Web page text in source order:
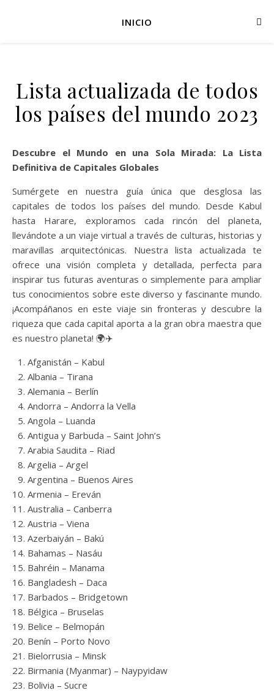
INICIO
Lista actualizada de todos
los países del mundo 2023
Descubre el Mundo en una Sola Mirada: La Lista
Definitiva de Capitales Globales
Sumérgete en nuestra guía única que desglosa las
capitales de todos los países del mundo. Desde Kabul
hasta Harare, exploramos cada rincón del planeta,
llevándote a un viaje virtual a través de culturas, historias y
maravillas arquitectónicas. Nuestra lista actualizada te
ofrece una visión completa y detallada, perfecta para
inspirar tus futuras aventuras o simplemente para ampliar
tus conocimientos sobre este diverso y fascinante mundo.
¡Acompáñanos en este viaje sin fronteras y descubre la
riqueza que cada capital aporta a la gran obra maestra que
es nuestro planeta! 🌍✈️
Afganistán – Kabul
Albania – Tirana
Alemania – Berlín
Andorra – Andorra la Vella
Angola – Luanda
Antigua y Barbuda – Saint John’s
Arabia Saudita – Riad
Argelia – Argel
Argentina – Buenos Aires
Armenia – Ereván
Australia – Canberra
Austria – Viena
Azerbaiyán – Bakú
Bahamas – Nasáu
Bahréin – Manama
Bangladesh – Daca
Barbados – Bridgetown
Bélgica – Bruselas
Belice – Belmopán
Benín – Porto Novo
Bielorrusia – Minsk
Birmania (Myanmar) – Naypyidaw
Bolivia – Sucre